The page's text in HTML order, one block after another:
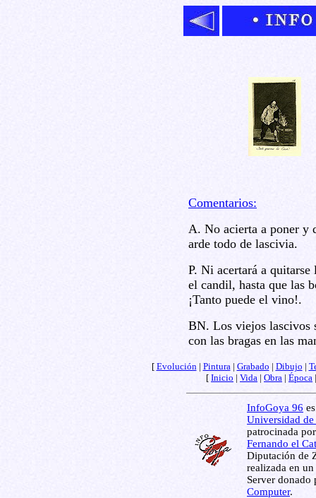
Comentarios:
A. No acierta a poner y
arde todo de lascivia.
P. Ni acertará a
el candil, hasta que las
¡Tanto puede el vino!.
BN. Los viejos lascivos
con las bragas en las
[ Evolución| Pintura| Grabado | Dibujo |
[ Inicio | Vida | Obra | Época
InfoGoya 96
Universidad de
patrocinada
Fernando el
Diputación de
realizada en
Server donado
Computer.